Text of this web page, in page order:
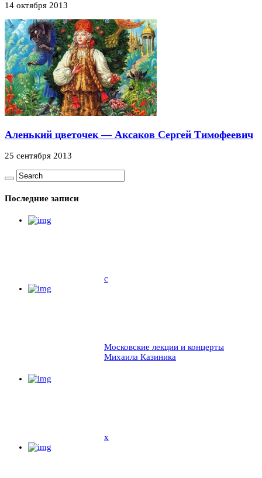
14 октября 2013
Аленький цветочек — Аксаков Сергей Тимофеевич
25 сентября 2013
Последние записи
c
Московские лекции и концерты
Михаила Казиника
x